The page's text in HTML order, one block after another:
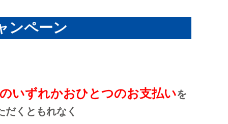
ンペーン
いずれかおひとつのお支払いを
くともれなく